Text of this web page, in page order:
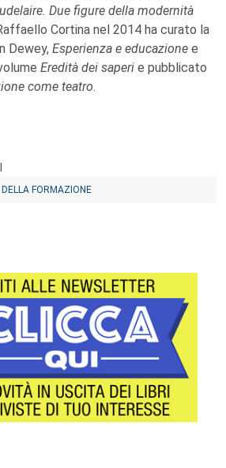
Due figure della modernità
Cortina nel 2014 ha curato la
Dewey, Esperienza e educazione e
Eredità dei saperi e pubblicato
come teatro.
FORMAZIONE